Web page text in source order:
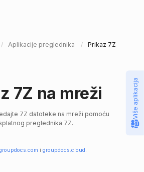
Aplikacije preglednika Prikaz 7Z
7Z na mreži
7Z datoteke na mreži pomoću
preglednika 7Z.
i groupdocs.cloud .
Više aplikacija